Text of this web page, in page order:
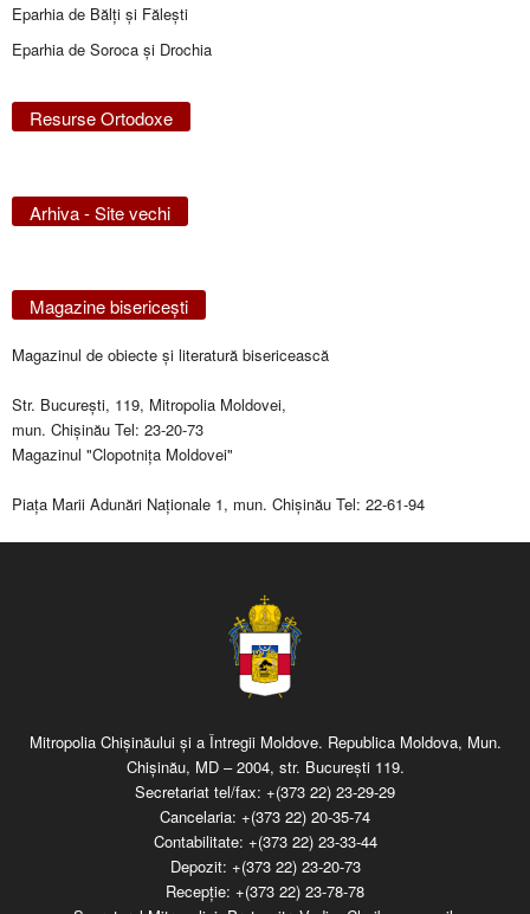
Eparhia de Bălţi şi Făleşti
Eparhia de Soroca și Drochia
Resurse Ortodoxe
Arhiva - Site vechi
Magazine bisericeşti
Magazinul de obiecte şi literatură bisericească
Str. Bucureşti, 119, Mitropolia Moldovei,
mun. Chişinău Tel: 23-20-73
Magazinul "Clopotniţa Moldovei"
Piaţa Marii Adunări Naţionale 1, mun. Chişinău Tel: 22-61-94
Mitropolia Chişinăului şi a Întregii Moldove. Republica Moldova, Mun.
Chişinău, MD – 2004, str. Bucureşti 119.
Secretariat tel/fax: +(373 22) 23-29-29
Cancelaria: +(373 22) 20-35-74
Contabilitate: +(373 22) 23-33-44
Depozit: +(373 22) 23-20-73
Recepţie: +(373 22) 23-78-78